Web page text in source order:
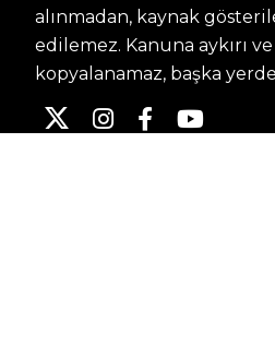
alınmadan, kaynak
edilemez. Kanuna aykırı
kopyalanamaz, başka